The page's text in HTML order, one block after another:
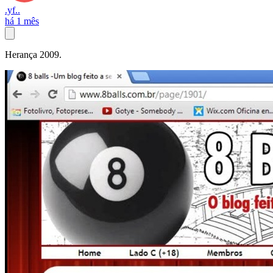
.yf..
há 1 mês
Herança 2009.